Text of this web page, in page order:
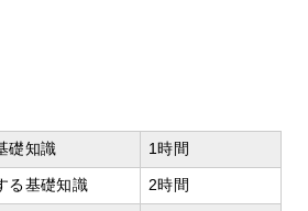
礎知識 1時間
る基礎知識 2時間